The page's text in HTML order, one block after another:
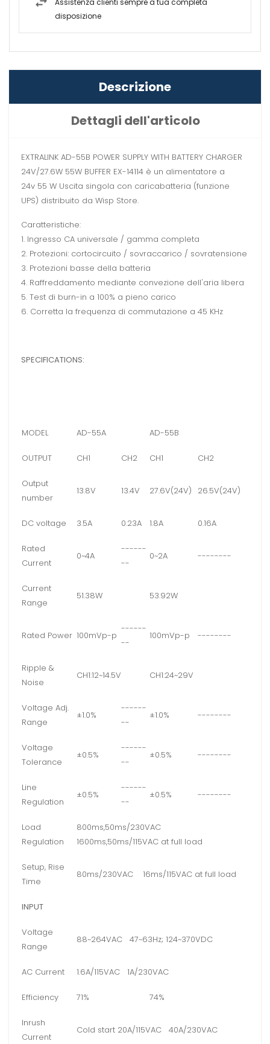
Assistenza clienti sempre a tua completa
disposizione
Descrizione
Dettagli dell'articolo
EXTRALINK AD-55B POWER SUPPLY WITH BATTERY CHARGER
24V/27.6W 55W BUFFER EX-14114 è un alimentatore a
24v 55 W Uscita singola con caricabatteria (funzione
UPS) distribuito da Wisp Store.
Caratteristiche:
1. Ingresso CA universale / gamma completa
2. Protezioni: cortocircuito / sovraccarico / sovratensione
3. Protezioni basse della batteria
4. Raffreddamento mediante convezione dell'aria libera
5. Test di burn-in a 100% a pieno carico
6. Corretta la frequenza di commutazione a 45 KHz
SPECIFICATIONS:
MODEL AD-55A AD-55B
OUTPUT CH1 CH2 CH1 CH2
Output
number
13.8V 13.4V 27.6V(24V) 26.5V(24V)
DC voltage 3.5A 0.23A 1.8A 0.16A
Rated
Current
0~4A
------
--
0~2A --------
Current
Range
51.38W 53.92W
Rated Power 100mVp-p
------
--
100mVp-p --------
Ripple &
Noise
CH1:12~14.5V CH1:24~29V
Voltage Adj.
Range
±1.0%
------
--
±1.0% --------
Voltage
Tolerance
±0.5%
------
--
±0.5% --------
Line
Regulation
±0.5%
------
--
±0.5% --------
Load
Regulation
800ms,50ms/230VAC
1600ms,50ms/115VAC at full load
Setup, Rise
Time
80ms/230VAC 16ms/115VAC at full load
INPUT
Voltage
Range
88~264VAC 47~63Hz; 124~370VDC
AC Current 1.6A/115VAC 1A/230VAC
Efficiency 71% 74%
Inrush
Current
Cold start 20A/115VAC 40A/230VAC